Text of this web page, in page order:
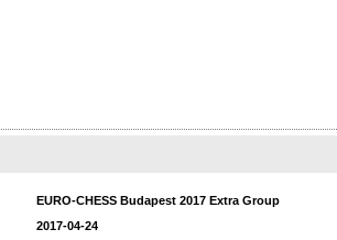
EURO-CHESS Budapest 2017 Extra Group
2017-04-24